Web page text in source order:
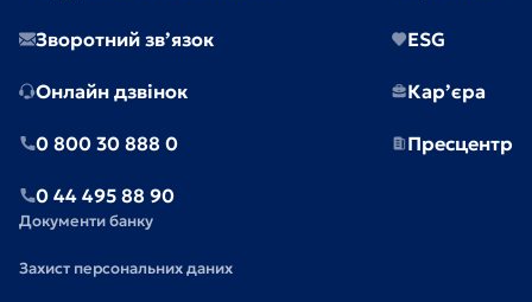
Зворотний зв’язок
Онлайн дзвінок
0 800 30 888 0
0 44 495 88 90
ESG
Кар’єра
Пресцентр
Документи банку
Захист персональних даних